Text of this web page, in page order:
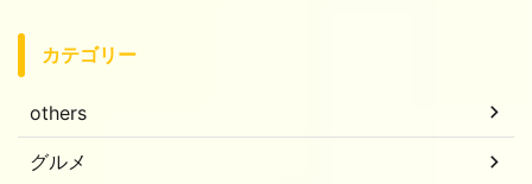
カテゴリー
others
グルメ